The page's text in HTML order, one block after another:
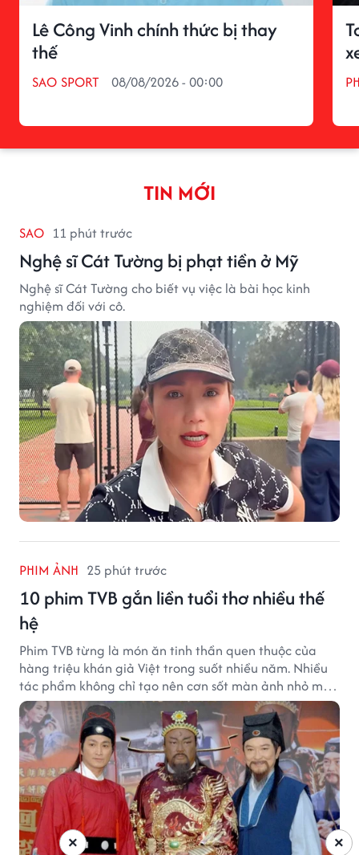
Lê Công Vinh chính thức bị thay
thế
SAO SPORT 08/08/2026 - 00:00
TIN MỚI
SAO 11 phút trước
Nghệ sĩ Cát Tường bị phạt tiền ở Mỹ
Nghệ sĩ Cát Tường cho biết vụ việc là bài học kinh
nghiệm đối với cô.
PHIM ẢNH 25 phút trước
10 phim TVB gắn liền tuổi thơ nhiều thế
hệ
Phim TVB từng là món ăn tinh thần quen thuộc của
hàng triệu khán giả Việt trong suốt nhiều năm. Nhiều
tác phẩm không chỉ tạo nên cơn sốt màn ảnh nhỏ mà
còn trở thành ký ức khó quên của cả một thế hệ.
×
×